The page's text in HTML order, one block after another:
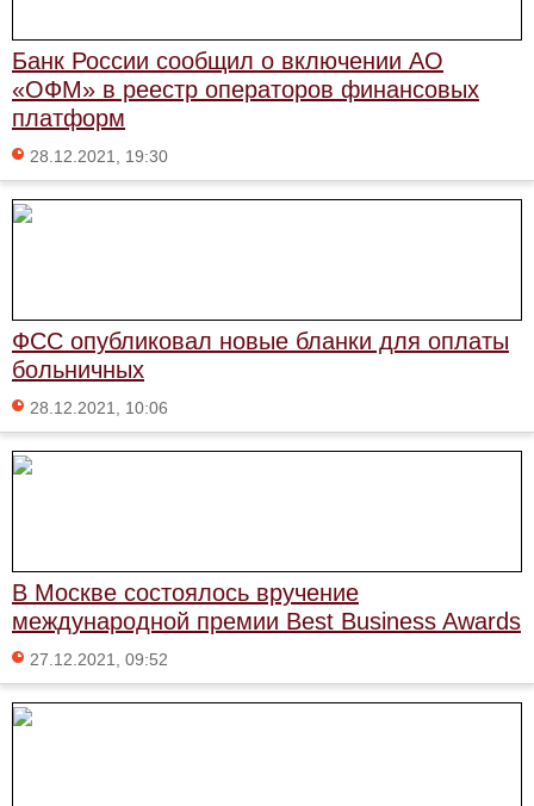
Банк России сообщил о включении АО
«ОФМ» в реестр операторов финансовых
платформ
28.12.2021, 19:30
ФСС опубликовал новые бланки для оплаты
больничных
28.12.2021, 10:06
В Москве состоялось вручение
международной премии Best Business Awards
27.12.2021, 09:52